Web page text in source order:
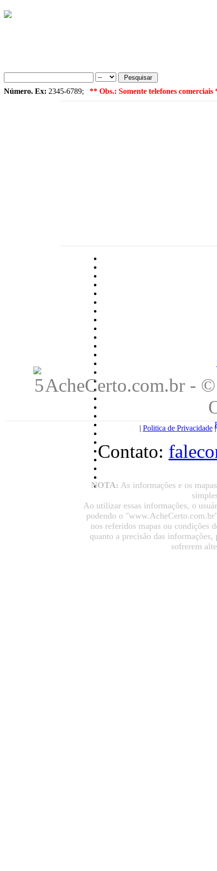
Número. Ex: 2345-6789; ** Obs.: Somente telefones comerciais
AcheCerto.com.br -
| Politica de Privacidade
Contato:
NOTA: As informações e os
Ao utilizar essas informações, o
podendo o
nos referidos mapas ou condições
quanto a precisão das informações,
sofrerem